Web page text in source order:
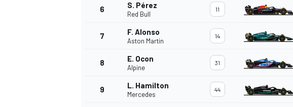
6 S. Pérez
Red Bull
11
7 F. Alonso
Aston Martin
14
8 E. Ocon
Alpine
31
9 L. Hamilton
Mercedes
44